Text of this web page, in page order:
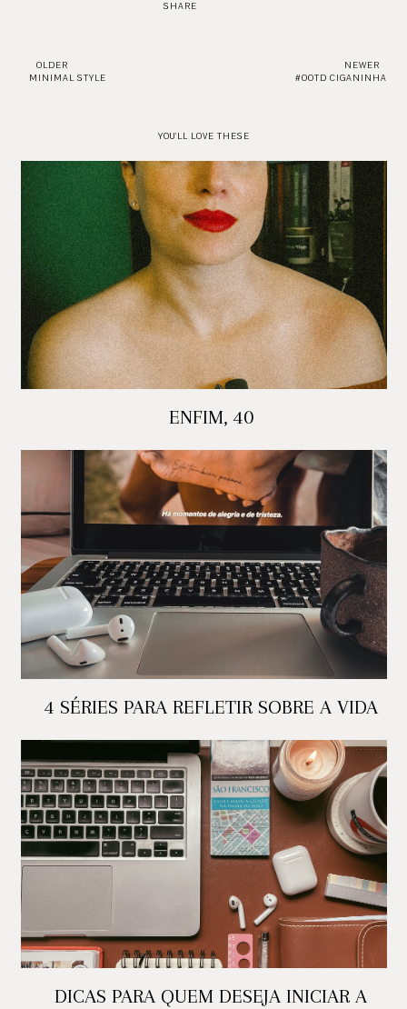
SHARE
OLDER
MINIMAL STYLE
NEWER
#OOTD CIGANINHA
YOU'LL LOVE THESE
ENFIM, 40
4 SÉRIES PARA REFLETIR SOBRE A VIDA
DICAS PARA QUEM DESEJA INICIAR A